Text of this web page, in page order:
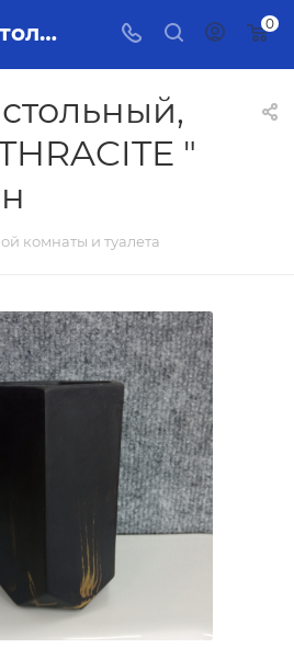
Стакан настольный, FORA "ANTHRACITE " полирезин Тольятти - купить в интернет-магазине, каталог с ценами и характеристиками 0
"
комнаты и туалета